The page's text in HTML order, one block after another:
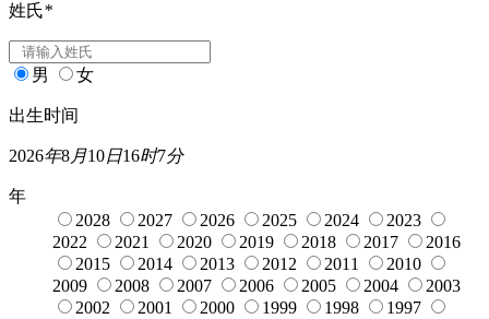
姓氏*
男 女
出生时间
2026年8月10日16时7分
年
2028
2027 2026 2025 2024
2023
2022
2021 2020 2019 2018 2017
2016
2015
2014 2013 2012 2011
2010
2009
2008 2007 2006 2005 2004
2003
2002
2001 2000 1999 1998
1997